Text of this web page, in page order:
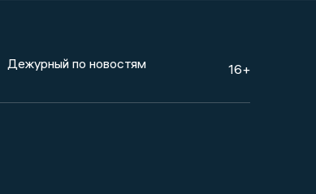
Дежурный по новостям 16+